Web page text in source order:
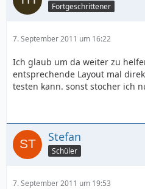
Fortgeschrittener
7. September 2011 um 16:22
Ich glaub um da weiter zu
entsprechende Layout mal
testen kann. sonst stocher ich
Stefan
Schüler
7. September 2011 um 19:53